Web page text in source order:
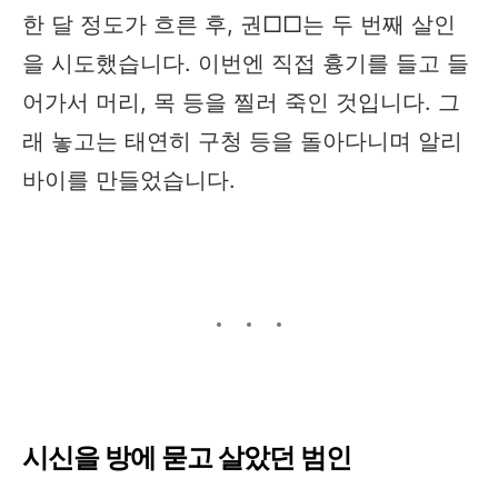
한 달 정도가 흐른 후, 권□□는 두 번째 살인
을 시도했습니다. 이번엔 직접 흉기를 들고 들
어가서 머리, 목 등을 찔러 죽인 것입니다. 그
래 놓고는 태연히 구청 등을 돌아다니며 알리
바이를 만들었습니다.
시신을 방에 묻고 살았던 범인